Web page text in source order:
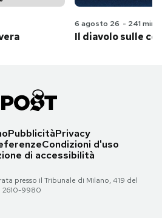
6 agosto 26 - 241 min
Il diavolo sulle
PubblicitàPrivacy
Condizioni d'uso
di accessibilità
presso il Tribunale di Milano, 419 del
2610-9980